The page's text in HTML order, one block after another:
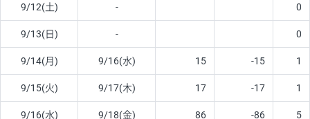
9/12(土) - 0
9/13(日) - 0
9/14(月) 9/16(水) 15 -15 1
9/15(火) 9/17(木) 17 -17 1
9/16(水) 9/18(金) 86 -86 5